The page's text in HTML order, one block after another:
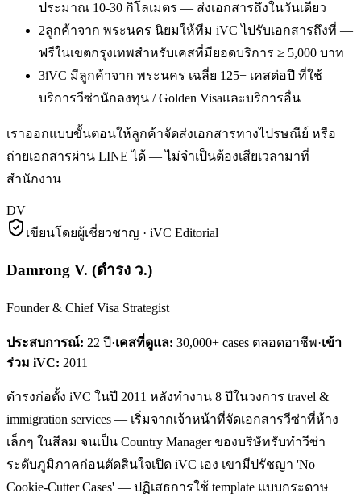
ประมาณ 10-30 กิโลเมตร — ส่งเอกสารถึงในวันเดียว
2ลูกค้าจาก พระนคร นิยมให้ทีม iVC ไปรับเอกสารถึงที่ —
ฟรีในเขตกรุงเทพสำหรับเคสที่มียอดบริการ ≥ 5,000 บาท
3iVC มีลูกค้าจาก พระนคร เฉลี่ย 125+ เคสต่อปี ที่ใช้
บริการวีซ่านักลงทุน / Golden Visaและบริการอื่น
เราออกแบบขั้นตอนให้ลูกค้าจัดส่งเอกสารทางไปรษณีย์ หรือ
ถ่ายเอกสารผ่าน LINE ได้ — ไม่จำเป็นต้องเสียเวลามาที่
สำนักงาน
DV
เขียนโดยผู้เชี่ยวชาญ · iVC Editorial
Damrong V. (ดำรง ว.)
Founder & Chief Visa Strategist
ประสบการณ์: 22 ปี·เคสที่ดูแล: 30,000+ cases ตลอดอาชีพ·เข้า
ร่วม iVC: 2011
ดำรงก่อตั้ง iVC ในปี 2011 หลังทำงาน 8 ปีในวงการ travel &
immigration services — เริ่มจากเจ้าหน้าที่จัดเอกสารวีซ่าที่ห้าง
เล็กๆ ในสีลม จนเป็น Country Manager ของบริษัทรับทำวีซ่า
ระดับภูมิภาคก่อนตัดสินใจเปิด iVC เอง เขามีปรัชญา 'No
Cookie-Cutter Cases' — ปฏิเสธการใช้ template แบบกระดาษ